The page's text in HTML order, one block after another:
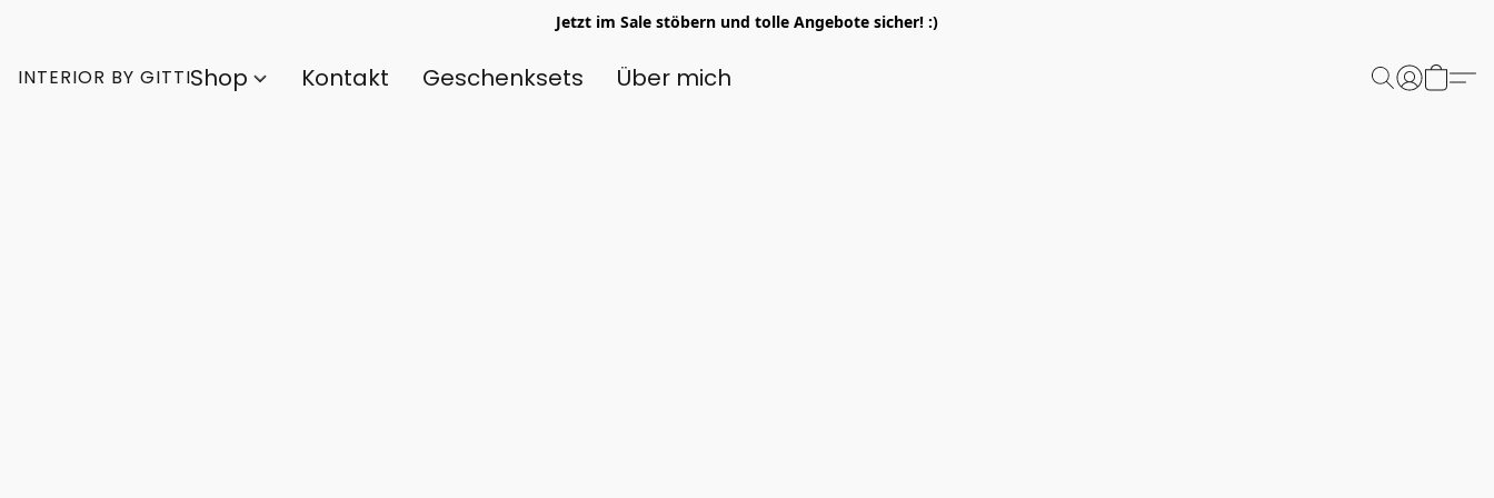
Jetzt im Sale stöbern und tolle Angebote sicher! :)
INTERIOR BY GITTIShop Kontakt Geschenksets Über mich